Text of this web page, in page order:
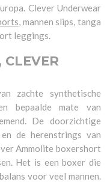
Clever Underwear
, mannen slips, tanga
leggings.
CLEVER
zachte synthetische
bepaalde mate van
De doorzichtige
de herenstrings van
Ammolite boxershort
Het is een boxer die
voor veel mannen.